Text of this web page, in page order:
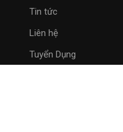
Tin tức
Liên hệ
Tuyển Dụng